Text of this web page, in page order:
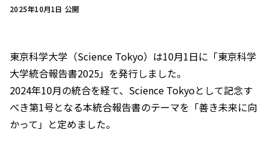
2025年10月1日 公開
東京科学大学（Science Tokyo）は10月1日に「東京科学
大学統合報告書2025」を発行しました。
2024年10月の統合を経て、Science Tokyoとして記念す
べき第1号となる本統合報告書のテーマを「善き未来に向
かって」と定めました。